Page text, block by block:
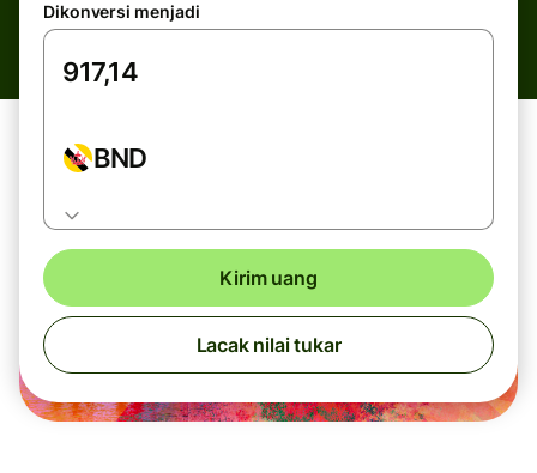
Dikonversi menjadi
BND
Kirim uang
Lacak nilai tukar